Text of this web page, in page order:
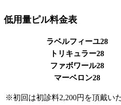
低用量ピル料金表
ラベルフィーユ28
トリキュラー28
ファボワール28
マーベロン28
※初回は初診料2,200円を頂戴い